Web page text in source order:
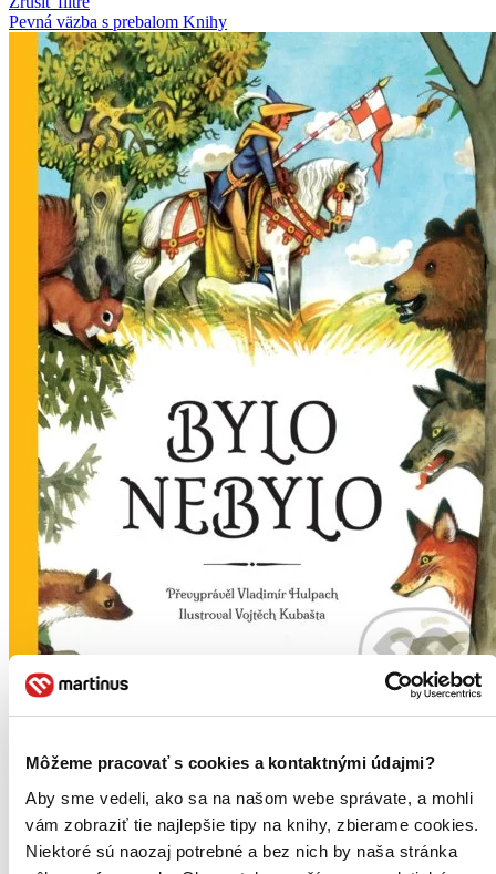
Môžeme pracovať s cookies a kontaktnými údajmi?
Aby sme vedeli, ako sa na našom webe správate, a mohli
vám zobraziť tie najlepšie tipy na knihy, zbierame cookies.
Niektoré sú naozaj potrebné a bez nich by naša stránka
Pevná väzba s prebalom Knihy
CZ
Vladimír Hulpach
Bylo nebylo… Krátká věta, která stojí na počátku každé pohádky.
Tajemná věta, která chytí každého čtenáře za ruku a opatrně ho vede